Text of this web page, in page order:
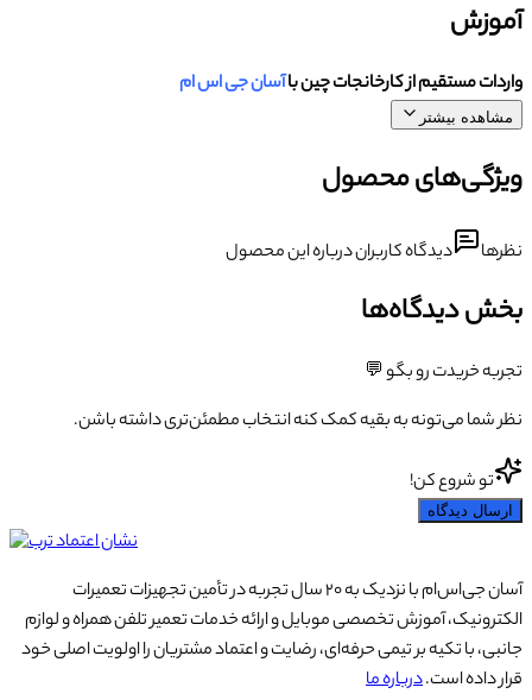
آموزش
واردات مستقیم از کارخانجات چین باآسان جی اس ام
مشاهده بیشتر
ویژگی‌های محصول
نظرها دیدگاه کاربران درباره این محصول
بخش دیدگاه‌ها
تجربه خریدت رو بگو 💬
نظر شما می‌تونه به بقیه کمک کنه انتخاب مطمئن‌تری داشته باشن.
تو شروع کن!
ارسال دیدگاه
آسان جی‌اس‌ام با نزدیک به ۲۰ سال تجربه در تأمین تجهیزات تعمیرات
الکترونیک، آموزش تخصصی موبایل و ارائه خدمات تعمیر تلفن همراه و لوازم
جانبی، با تکیه بر تیمی حرفه‌ای، رضایت و اعتماد مشتریان را اولویت اصلی خود
قرار داده است.درباره ما